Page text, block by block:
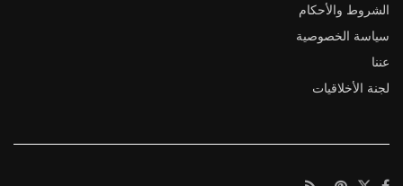
الشروط والأحكام
سياسة الخصوصية
عننا
لجنة الأخلاقيات